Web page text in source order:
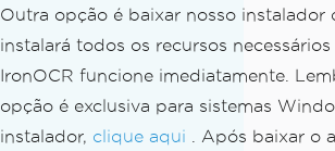
Outra opção é baixar nosso instalador
instalará todos os recursos
IronOCR funcione imediatamente.
opção é exclusiva para sistemas
instalador, clique aqui . Após baixar o